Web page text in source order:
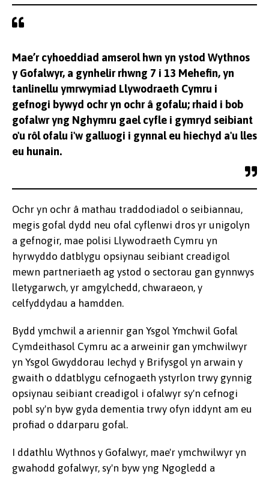
Mae’r cyhoeddiad amserol hwn yn ystod Wythnos
y Gofalwyr, a gynhelir rhwng 7 i 13 Mehefin, yn
tanlinellu ymrwymiad Llywodraeth Cymru i
gefnogi bywyd ochr yn ochr â gofalu; rhaid i bob
gofalwr yng Nghymru gael cyfle i gymryd seibiant
o'u rôl ofalu i'w galluogi i gynnal eu hiechyd a'u lles
eu hunain.
Ochr yn ochr â mathau traddodiadol o seibiannau,
megis gofal dydd neu ofal cyflenwi dros yr unigolyn
a gefnogir, mae polisi Llywodraeth Cymru yn
hyrwyddo datblygu opsiynau seibiant creadigol
mewn partneriaeth ag ystod o sectorau gan gynnwys
lletygarwch, yr amgylchedd, chwaraeon, y
celfyddydau a hamdden.
Bydd ymchwil a ariennir gan Ysgol Ymchwil Gofal
Cymdeithasol Cymru ac a arweinir gan ymchwilwyr
yn Ysgol Gwyddorau Iechyd y Brifysgol yn arwain y
gwaith o ddatblygu cefnogaeth ystyrlon trwy gynnig
opsiynau seibiant creadigol i ofalwyr sy'n cefnogi
pobl sy'n byw gyda dementia trwy ofyn iddynt am eu
profiad o ddarparu gofal.
I ddathlu Wythnos y Gofalwyr, mae'r ymchwilwyr yn
gwahodd gofalwyr, sy'n byw yng Ngogledd a